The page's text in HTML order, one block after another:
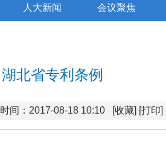
人大新闻 会议聚焦
湖北省专利条例
时间：2017-08-18 10:10 [收藏] [打印]